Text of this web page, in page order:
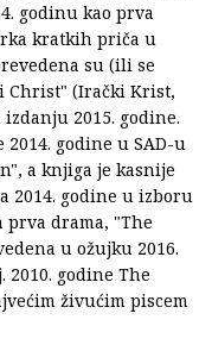
godinu kao prva
kratkih priča u
su (ili se
Christ" (Irački Krist,
2015. godine.
godine u SAD-u
a knjiga je kasnije
2014. godine u izboru
prva drama, "The
u ožujku 2016.
2010. godine The
živućim piscem